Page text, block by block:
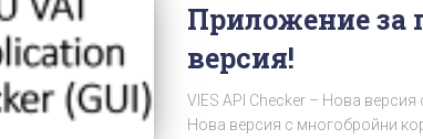
Приложение за
версия!
VIES API Checker – Нова
Нова версия с многобройни